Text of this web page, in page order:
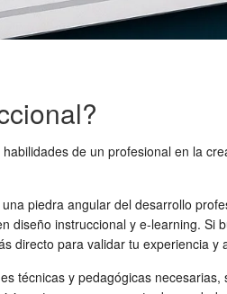
de un profesional en la
piedra angular del desarrollo
instruccional y e-learning. Si
directo para validar tu experiencia y
técnicas y pedagógicas